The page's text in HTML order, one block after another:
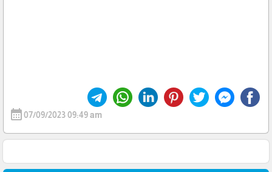
calendar_month07/09/2023 09:49 am